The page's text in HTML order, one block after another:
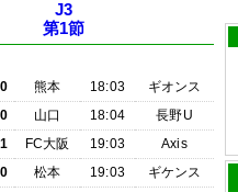
J3
第1節
熊本 18:03
ギオンス
山口 18:04
長野U
FC大阪 19:03
Axis
松本 19:03
ギケンス